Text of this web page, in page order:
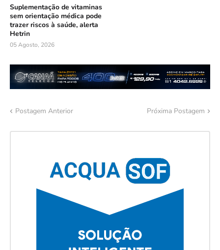
Suplementação de vitaminas
sem orientação médica pode
trazer riscos à saúde, alerta
Hetrin
05 Agosto, 2026
Postagem Anterior Próxima Postagem